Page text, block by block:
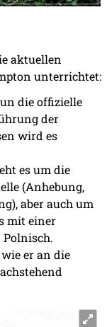
aktuellen
unterrichtet:
die offizielle
der
wird es
es um die
(Anhebung,
aber auch um
mit einer
er an die